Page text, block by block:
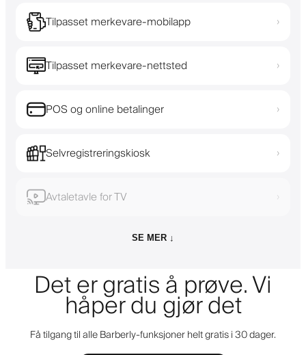
Tilpasset merkevare-mobilapp ›
Tilpasset merkevare-nettsted ›
POS og online betalinger ›
Selvregistreringskiosk ›
Avtaletavle for TV ›
SE MER ↓
Det er gratis å prøve. Vi
håper du gjør det
Få tilgang til alle Barberly-funksjoner helt gratis i 30 dager.